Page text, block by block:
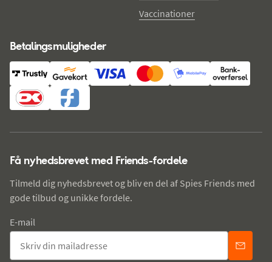
Vaccinationer
Betalingsmuligheder
Få nyhedsbrevet med Friends-fordele
Tilmeld dig nyhedsbrevet og bliv en del af Spies Friends med
gode tilbud og unikke fordele.
E-mail